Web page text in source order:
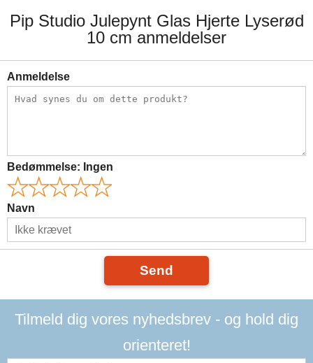
Pip Studio Julepynt Glas Hjerte Lyserød
10 cm anmeldelser
Anmeldelse
Bedømmelse: Ingen
Navn
Send
Tilmeld dig vores nyhedsbrev - og hold dig
orienteret!